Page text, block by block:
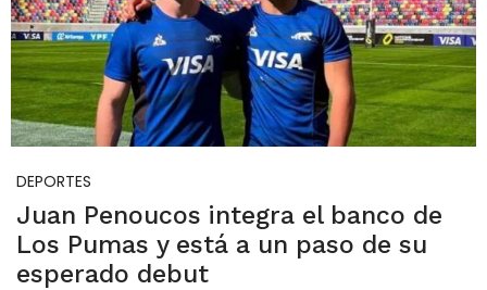
DEPORTES
Juan Penoucos integra el banco de
Los Pumas y está a un paso de su
esperado debut